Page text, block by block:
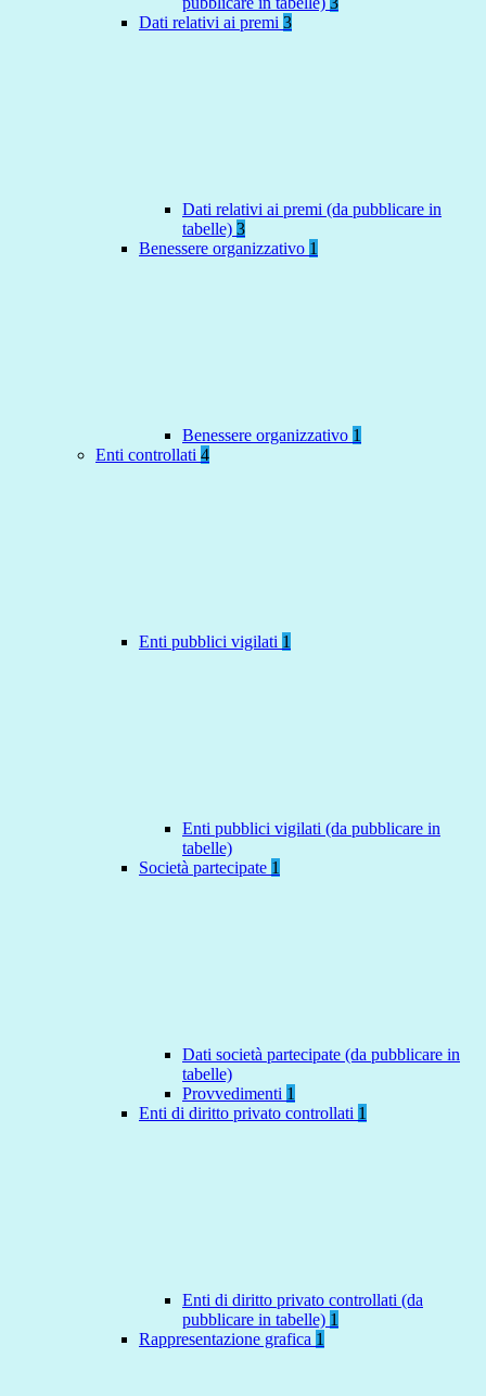
Dati relativi ai premi 3
Dati relativi ai premi (da pubblicare in
tabelle) 3
Benessere organizzativo 1
Benessere organizzativo 1
Enti controllati 4
Enti pubblici vigilati 1
Enti pubblici vigilati (da pubblicare in
tabelle)
Società partecipate 1
Dati società partecipate (da pubblicare in
tabelle)
Provvedimenti 1
Enti di diritto privato controllati 1
Enti di diritto privato controllati (da
pubblicare in tabelle) 1
Rappresentazione grafica 1